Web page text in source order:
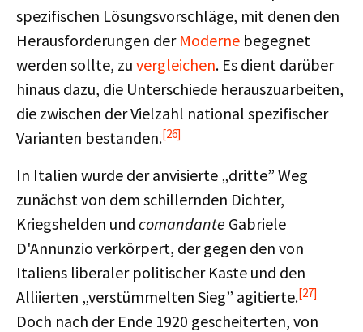
spezifischen Lösungsvorschläge, mit denen den
Herausforderungen der Moderne begegnet
werden sollte, zu vergleichen. Es dient darüber
hinaus dazu, die Unterschiede herauszuarbeiten,
die zwischen der Vielzahl national spezifischer
Varianten bestanden.[26]
In Italien wurde der anvisierte „dritte” Weg
zunächst von dem schillernden Dichter,
Kriegshelden und comandante Gabriele
D'Annunzio verkörpert, der gegen den von
Italiens liberaler politischer Kaste und den
Alliierten „verstümmelten Sieg” agitierte.[27]
Doch nach der Ende 1920 gescheiterten, von